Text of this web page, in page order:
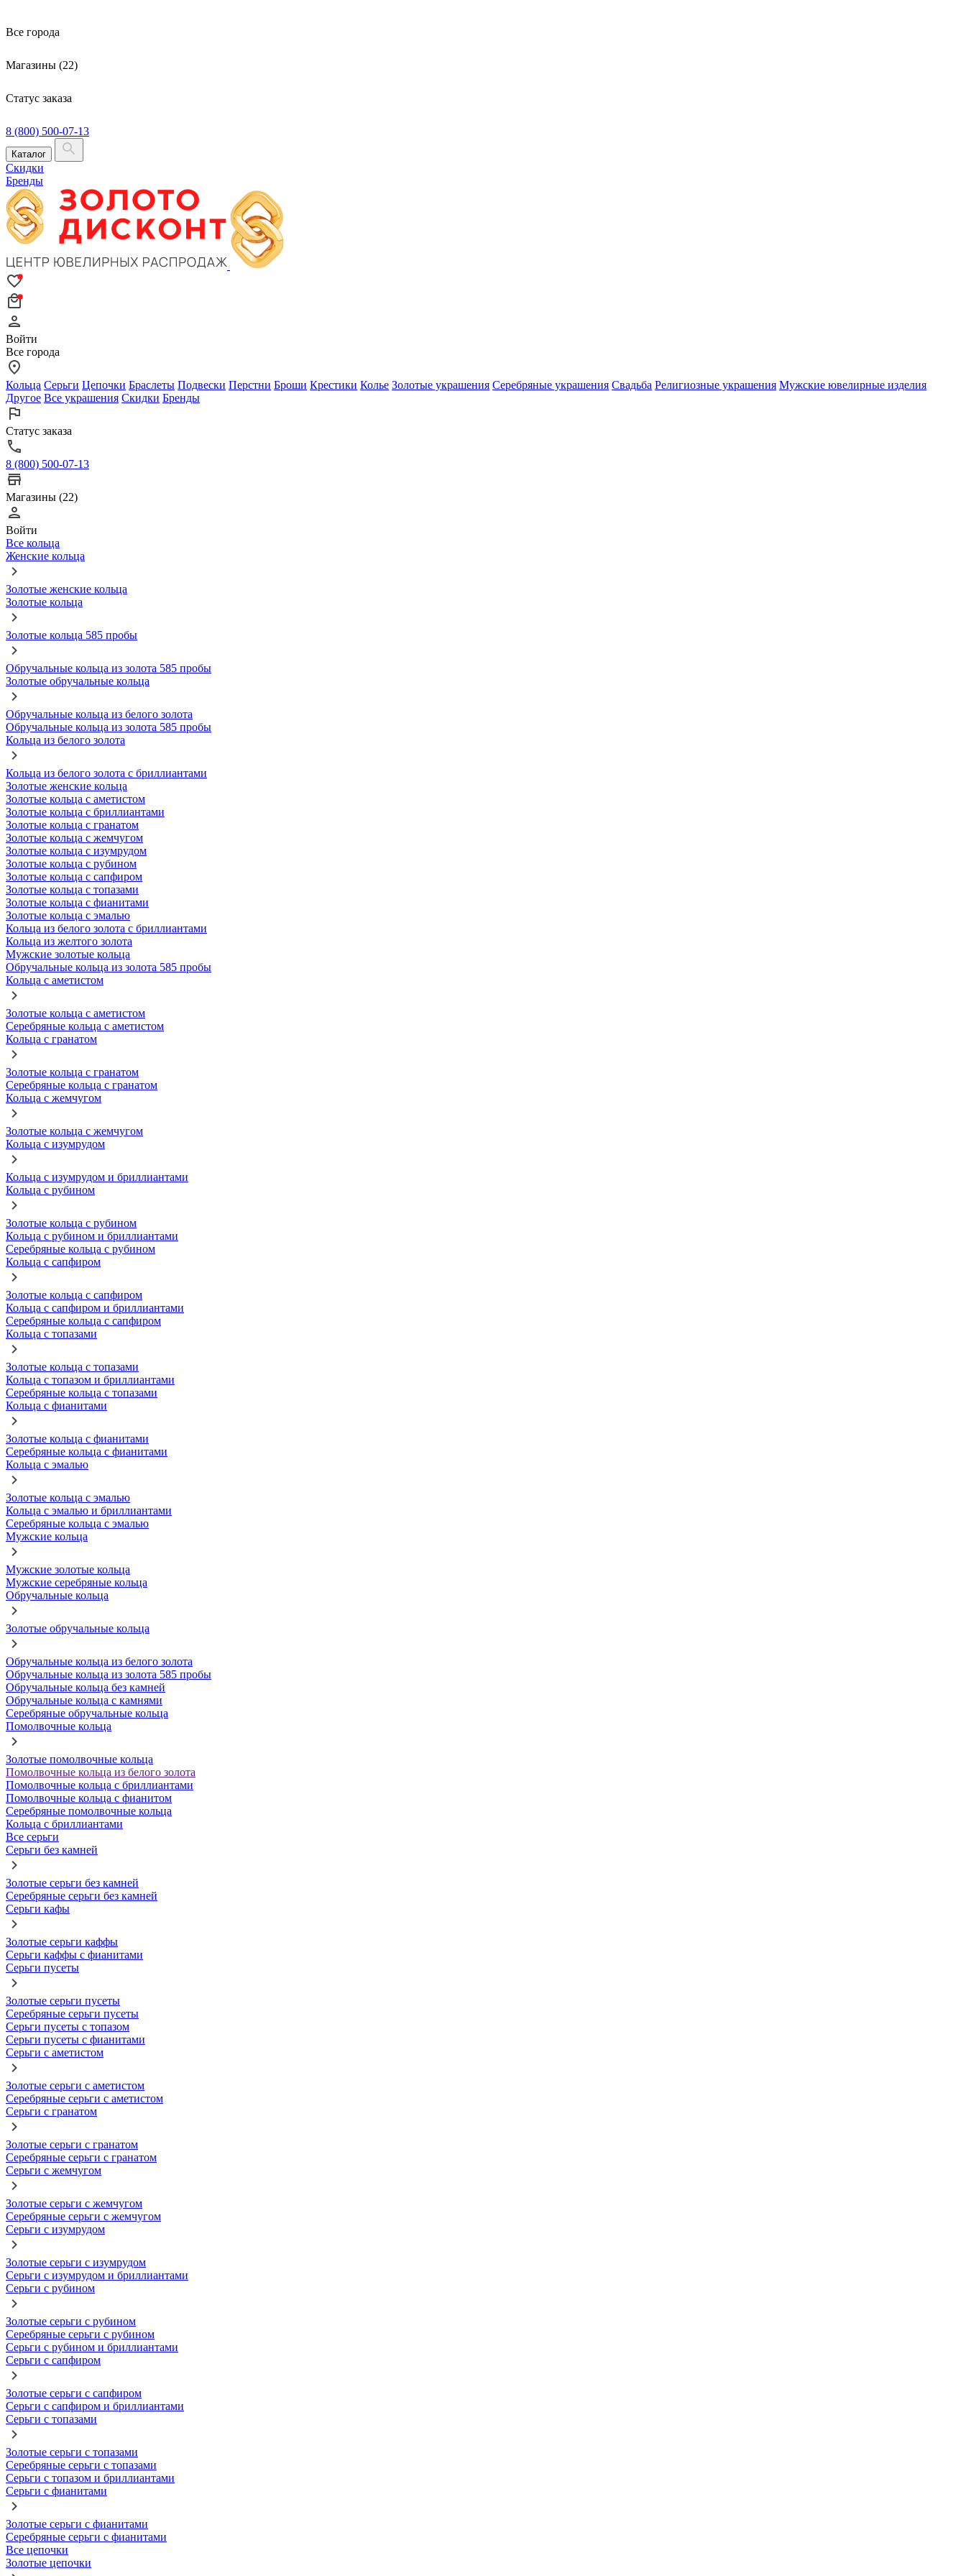
Все города
Магазины (22)
Статус заказа
8 (800) 500-07-13
Каталог
Скидки
Бренды
Войти
Все города
Кольца Серьги Цепочки Браслеты Подвески Перстни Броши Крестики Колье Золотые украшения Серебряные украшения Свадьба Религиозные украшения Мужские ювелирные изделия
Другое Все украшения Скидки Бренды
Статус заказа
8 (800) 500-07-13
Магазины (22)
Войти
Все кольца
Женские кольца
Золотые женские кольца
Золотые кольца
Золотые кольца 585 пробы
Обручальные кольца из золота 585 пробы
Золотые обручальные кольца
Обручальные кольца из белого золота
Обручальные кольца из золота 585 пробы
Кольца из белого золота
Кольца из белого золота с бриллиантами
Золотые женские кольца
Золотые кольца с аметистом
Золотые кольца с бриллиантами
Золотые кольца с гранатом
Золотые кольца с жемчугом
Золотые кольца с изумрудом
Золотые кольца с рубином
Золотые кольца с сапфиром
Золотые кольца с топазами
Золотые кольца с фианитами
Золотые кольца с эмалью
Кольца из белого золота с бриллиантами
Кольца из желтого золота
Мужские золотые кольца
Обручальные кольца из золота 585 пробы
Кольца с аметистом
Золотые кольца с аметистом
Серебряные кольца с аметистом
Кольца с гранатом
Золотые кольца с гранатом
Серебряные кольца с гранатом
Кольца с жемчугом
Золотые кольца с жемчугом
Кольца с изумрудом
Кольца с изумрудом и бриллиантами
Кольца с рубином
Золотые кольца с рубином
Кольца с рубином и бриллиантами
Серебряные кольца с рубином
Кольца с сапфиром
Золотые кольца с сапфиром
Кольца с сапфиром и бриллиантами
Серебряные кольца с сапфиром
Кольца с топазами
Золотые кольца с топазами
Кольца с топазом и бриллиантами
Серебряные кольца с топазами
Кольца с фианитами
Золотые кольца с фианитами
Серебряные кольца с фианитами
Кольца с эмалью
Золотые кольца с эмалью
Кольца с эмалью и бриллиантами
Серебряные кольца с эмалью
Мужские кольца
Мужские золотые кольца
Мужские серебряные кольца
Обручальные кольца
Золотые обручальные кольца
Обручальные кольца из белого золота
Обручальные кольца из золота 585 пробы
Обручальные кольца без камней
Обручальные кольца с камнями
Серебряные обручальные кольца
Помолвочные кольца
Золотые помолвочные кольца
Помолвочные кольца из белого золота
Помолвочные кольца с бриллиантами
Помолвочные кольца с фианитом
Серебряные помолвочные кольца
Кольца с бриллиантами
Все серьги
Серьги без камней
Золотые серьги без камней
Серебряные серьги без камней
Серьги кафы
Золотые серьги каффы
Серьги каффы с фианитами
Серьги пусеты
Золотые серьги пусеты
Серебряные серьги пусеты
Серьги пусеты с топазом
Серьги пусеты с фианитами
Серьги с аметистом
Золотые серьги с аметистом
Серебряные серьги с аметистом
Серьги с гранатом
Золотые серьги с гранатом
Серебряные серьги с гранатом
Серьги с жемчугом
Золотые серьги с жемчугом
Серебряные серьги с жемчугом
Серьги с изумрудом
Золотые серьги с изумрудом
Серьги с изумрудом и бриллиантами
Серьги с рубином
Золотые серьги с рубином
Серебряные серьги с рубином
Серьги с рубином и бриллиантами
Серьги с сапфиром
Золотые серьги с сапфиром
Серьги с сапфиром и бриллиантами
Серьги с топазами
Золотые серьги с топазами
Серебряные серьги с топазами
Серьги с топазом и бриллиантами
Серьги с фианитами
Золотые серьги с фианитами
Серебряные серьги с фианитами
Все цепочки
Золотые цепочки